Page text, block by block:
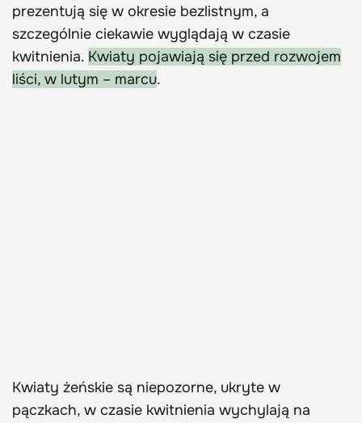
prezentują się w okresie bezlistnym, a
szczególnie ciekawie wyglądają w czasie
kwitnienia. Kwiaty pojawiają się przed rozwojem
liści, w lutym – marcu.
Kwiaty żeńskie są niepozorne, ukryte w
pączkach, w czasie kwitnienia wychylają na